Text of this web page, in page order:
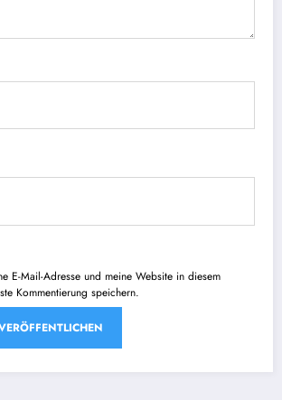
E-Mail-Adresse und meine Website in diesem
Kommentierung speichern.